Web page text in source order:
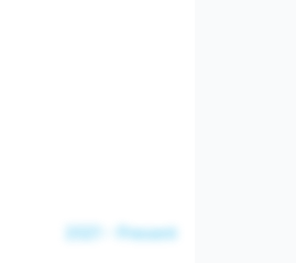
2021 - Present